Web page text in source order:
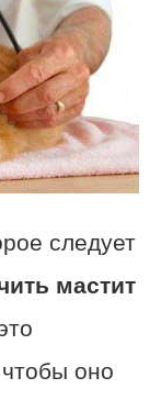
следует
мастит
оно